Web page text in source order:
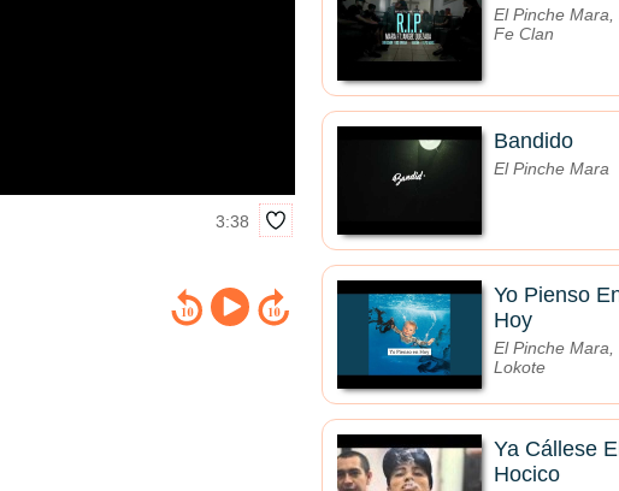
3:38
El Pinche Mara,
Fe Clan
Bandido
El Pinche Mara
Yo Pienso
Hoy
El Pinche Mara,
Lokote
Ya Cállese El
Hocico